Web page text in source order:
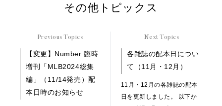
その他トピックス
Previous Topics
【変更】Number 臨時
増刊「MLB2024総集
編」（11/14発売）配
本日時のお知らせ
Next Topics
各雑誌の配本日につい
て（11月・12月）
11月・12月の各雑誌の配本
日を更新しました。 以下か